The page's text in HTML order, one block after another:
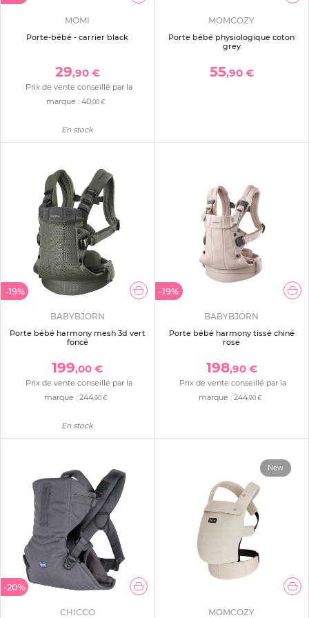
MOMI
Porte-bébé - carrier black
29,90 €
Prix de vente conseillé par la
marque :40,00 €
En stock
MOMCOZY
Porte bébé physiologique coton
grey
55,90 €
-19%
BABYBJORN
Porte bébé harmony mesh 3d vert
foncé
199,00 €
Prix de vente conseillé par la
marque :244,90 €
En stock
-19%
BABYBJORN
Porte bébé harmony tissé chiné
rose
198,90 €
Prix de vente conseillé par la
marque : 244,90 €
-20%
CHICCO
New
MOMCOZY